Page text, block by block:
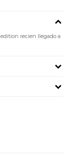
recien llegado a